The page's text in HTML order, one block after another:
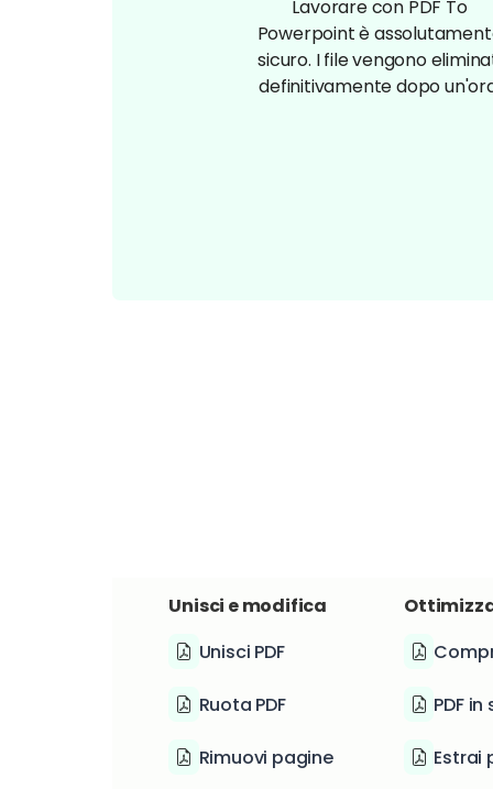
Lavorare con PDF To
Powerpoint è
sicuro. I file vengono
definitivamente dopo
Unisci e modifica
Unisci PDF
Ruota PDF
Rimuovi pagine
PDF
Estrai